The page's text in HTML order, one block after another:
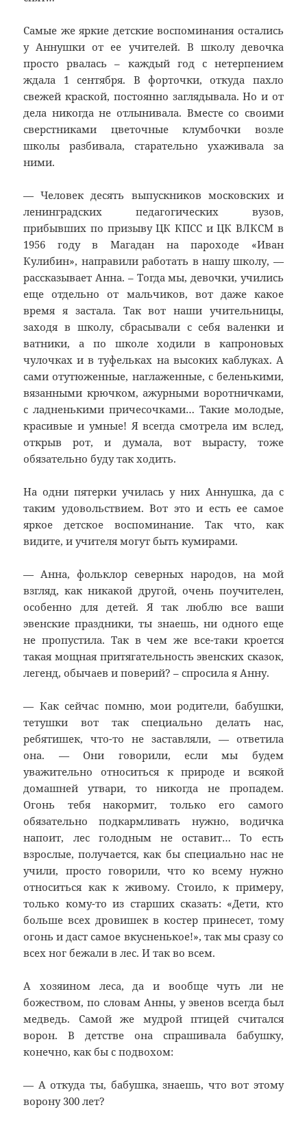
Самые же яркие детские воспоминания остались
у Аннушки от ее учителей. В школу девочка
просто рвалась – каждый год с нетерпением
ждала 1 сентября. В форточки, откуда пахло
свежей краской, постоянно заглядывала. Но и от
дела никогда не отлынивала. Вместе со своими
сверстниками цветочные клумбочки возле
школы разбивала, старательно ухаживала за
ними.
— Человек десять выпускников московских и
ленинградских педагогических вузов,
прибывших по призыву ЦК КПСС и ЦК ВЛКСМ в
1956 году в Магадан на пароходе «Иван
Кулибин», направили работать в нашу школу, —
рассказывает Анна. – Тогда мы, девочки, учились
еще отдельно от мальчиков, вот даже какое
время я застала. Так вот наши учительницы,
заходя в школу, сбрасывали с себя валенки и
ватники, а по школе ходили в капроновых
чулочках и в туфельках на высоких каблуках. А
сами отутюженные, наглаженные, с беленькими,
вязанными крючком, ажурными воротничками,
с ладненькими причесочками… Такие молодые,
красивые и умные! Я всегда смотрела им вслед,
открыв рот, и думала, вот вырасту, тоже
обязательно буду так ходить.
На одни пятерки училась у них Аннушка, да с
таким удовольствием. Вот это и есть ее самое
яркое детское воспоминание. Так что, как
видите, и учителя могут быть кумирами.
— Анна, фольклор северных народов, на мой
взгляд, как никакой другой, очень поучителен,
особенно для детей. Я так люблю все ваши
эвенские праздники, ты знаешь, ни одного еще
не пропустила. Так в чем же все-таки кроется
такая мощная притягательность эвенских сказок,
легенд, обычаев и поверий? – спросила я Анну.
— Как сейчас помню, мои родители, бабушки,
тетушки вот так специально делать нас,
ребятишек, что-то не заставляли, — ответила
она. — Они говорили, если мы будем
уважительно относиться к природе и всякой
домашней утвари, то никогда не пропадем.
Огонь тебя накормит, только его самого
обязательно подкармливать нужно, водичка
напоит, лес голодным не оставит… То есть
взрослые, получается, как бы специально нас не
учили, просто говорили, что ко всему нужно
относиться как к живому. Стоило, к примеру,
только кому-то из старших сказать: «Дети, кто
больше всех дровишек в костер принесет, тому
огонь и даст самое вкусненькое!», так мы сразу со
всех ног бежали в лес. И так во всем.
А хозяином леса, да и вообще чуть ли не
божеством, по словам Анны, у эвенов всегда был
медведь. Самой же мудрой птицей считался
ворон. В детстве она спрашивала бабушку,
конечно, как бы с подвохом:
— А откуда ты, бабушка, знаешь, что вот этому
ворону 300 лет?